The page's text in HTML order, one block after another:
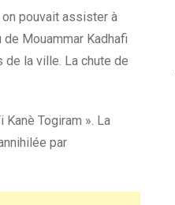
pouvait assister à
Mouammar Kadhafi
la ville. La chute de
Togiram ». La
par